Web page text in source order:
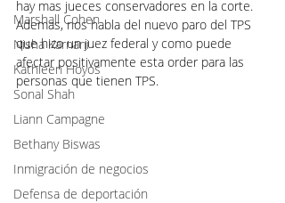
Marshall Cohen
Nisha Karnani
Kathleen Hoyos
Sonal Shah
Liann Campagne
Bethany Biswas
Inmigración de negocios
Defensa de deportación
hay mas jueces conservadores en la corte.
Ademas, nos habla del nuevo paro del TPS
que hizo un juez federal y como puede
afectar positivamente esta order para las
personas que tienen TPS.